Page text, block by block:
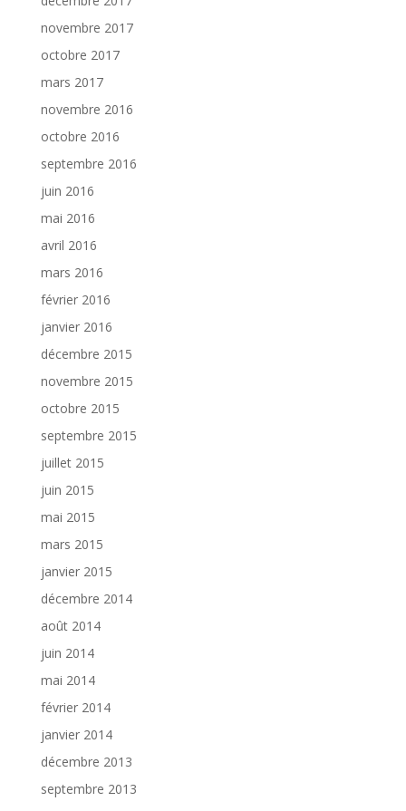
novembre 2017
octobre 2017
mars 2017
novembre 2016
octobre 2016
septembre 2016
juin 2016
mai 2016
avril 2016
mars 2016
février 2016
janvier 2016
décembre 2015
novembre 2015
octobre 2015
septembre 2015
juillet 2015
juin 2015
mai 2015
mars 2015
janvier 2015
décembre 2014
août 2014
juin 2014
mai 2014
février 2014
janvier 2014
décembre 2013
septembre 2013